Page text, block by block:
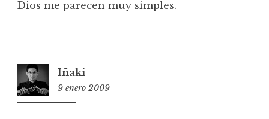
Dios me parecen muy simples.
Iñaki
9 enero 2009